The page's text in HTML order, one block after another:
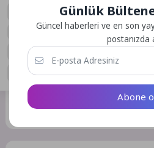
Daha sonraki yorumlarımda
adresim ve site adresim bu
GÖNDER
Günlük
Güncel haberleri ve en son
postanızda
Abone